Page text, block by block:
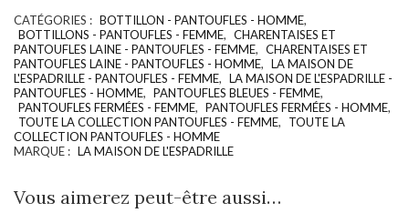
CATÉGORIES : BOTTILLON - PANTOUFLES - HOMME,
BOTTILLONS - PANTOUFLES - FEMME, CHARENTAISES ET
PANTOUFLES LAINE - PANTOUFLES - FEMME, CHARENTAISES ET
PANTOUFLES LAINE - PANTOUFLES - HOMME, LA MAISON DE
L'ESPADRILLE - PANTOUFLES - FEMME, LA MAISON DE L'ESPADRILLE -
PANTOUFLES - HOMME, PANTOUFLES BLEUES - FEMME,
PANTOUFLES FERMÉES - FEMME, PANTOUFLES FERMÉES - HOMME,
TOUTE LA COLLECTION PANTOUFLES - FEMME,
TOUTE LA
COLLECTION PANTOUFLES - HOMME
MARQUE : LA MAISON DE L'ESPADRILLE
Vous aimerez peut-être aussi…